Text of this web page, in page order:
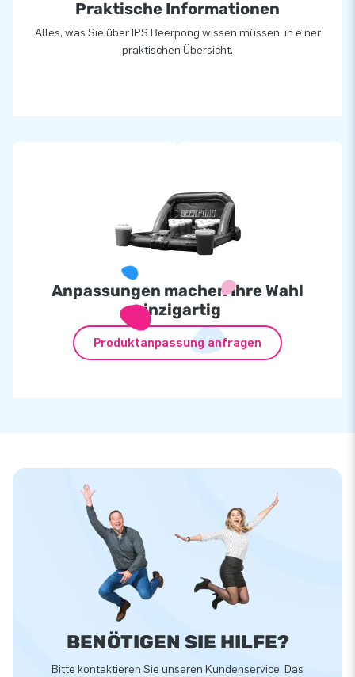
Praktische Informationen
Alles, was Sie über IPS Beerpong wissen müssen, in einer
praktischen Übersicht.
Anpassungen machen Ihre Wahl
einzigartig
Produktanpassung anfragen
BENÖTIGEN SIE HILFE?
Bitte kontaktieren Sie unseren Kundenservice. Das